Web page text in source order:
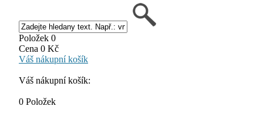
Položek 0
Cena 0 Kč
Váš nákupní košík
Váš nákupní košík:
0 Položek